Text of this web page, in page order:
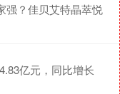
强？佳贝艾特晶萃悦
亿元，同比增长